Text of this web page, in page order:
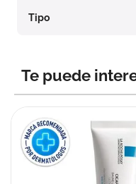
Tipo
Te puede